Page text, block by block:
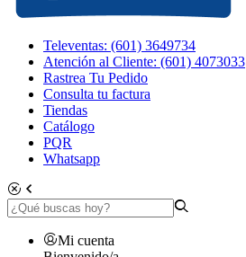
Televentas: (601) 3649734
Atención al Cliente: (601) 4073033
Rastrea Tu Pedido
Consulta tu factura
Tiendas
Catálogo
PQR
Whatsapp
Mi cuenta